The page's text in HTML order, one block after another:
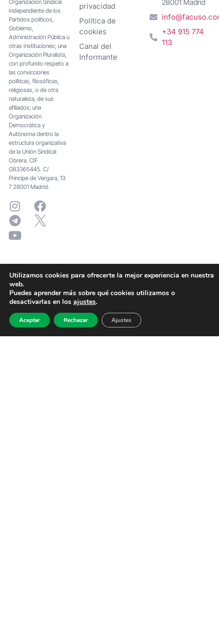
Organización Sindical
Independiente de los
Partidos políticos,
Gobierno,
Administración Pública u
otras Instituciones; una
Organización Pluralista,
con profundo respeto a
las convicciones
políticas, filosóficas,
religiosas, o de otra
naturaleza, de sus
afiliados; una
Organización
Democrática y
Autónoma dentro la
estructura organizativa
de la Unión Sindical
Obrera. CIF
G83365445. C/
Principe de Vergara, 13
7 28001 Madrid.
privacidad
Política de
cookies
Canal del
Informante
28001 Madrid
+34 915 774
113
Utilizamos cookies para ofrecerte la mejor experiencia en nuestra
web.
Puedes aprender más sobre qué cookies utilizamos o
desactivarlas en los ajustes.
Aceptar Rechazar Ajustes